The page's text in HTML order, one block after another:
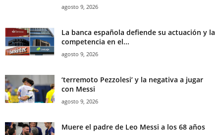
agosto 9, 2026
La banca española defiende su actuación y la
competencia en el...
agosto 9, 2026
‘terremoto Pezzolesi’ y la negativa a jugar
con Messi
agosto 9, 2026
Muere el padre de Leo Messi a los 68 años